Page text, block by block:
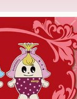
有限公司